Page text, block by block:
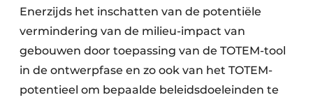
Enerzijds het inschatten van de potentiële
vermindering van de milieu-impact van
gebouwen door toepassing van de TOTEM-tool
in de ontwerpfase en zo ook van het TOTEM-
potentieel om bepaalde beleidsdoeleinden te